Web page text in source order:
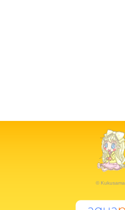
© Kukusama.